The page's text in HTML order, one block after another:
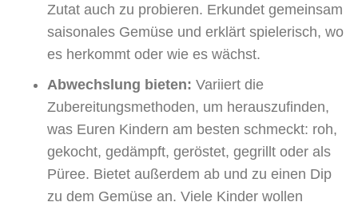
Zutat auch zu probieren. Erkundet gemeinsam
saisonales Gemüse und erklärt spielerisch, wo
es herkommt oder wie es wächst.
Abwechslung bieten: Variiert die
Zubereitungsmethoden, um herauszufinden,
was Euren Kindern am besten schmeckt: roh,
gekocht, gedämpft, geröstet, gegrillt oder als
Püree. Bietet außerdem ab und zu einen Dip
zu dem Gemüse an. Viele Kinder wollen